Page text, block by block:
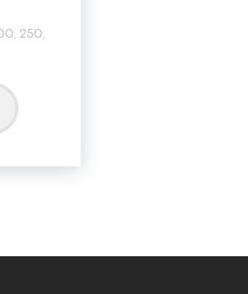
250,